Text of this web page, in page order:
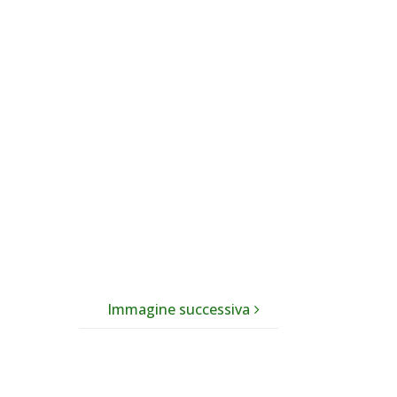
Immagine successiva